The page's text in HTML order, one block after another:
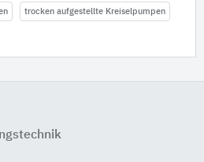
trocken aufgestellte Kreiselpumpen